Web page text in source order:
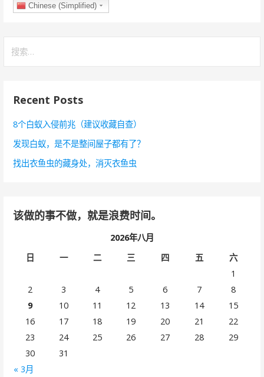
Chinese (Simplified)
索
Recent Posts
8个白蚁入侵前兆（建议收藏自查）
发现白蚁，是不是整间屋子都有了？
找出衣鱼虫的藏身处，消灭衣鱼虫
该做的事不做，就是浪费时间。
2026年八月
日
一 二 三 四 五 六
« 3月
1
2
3 4 5 6 7
8
9
10 11 12 13 14
15
16
17 18 19 20 21
22
23
24 25 26 27 28
29
30
31